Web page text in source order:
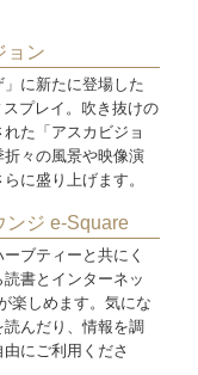
ョン
」に新たに登場した
プレイ。吹き抜けの
た「アスカビジョ
折々の風景や映像演
に盛り上げます。
ンジ e-Square
ブティーと共にく
書とインターネッ
楽しめます。気にな
読んだり、情報を調
にご利用くださ